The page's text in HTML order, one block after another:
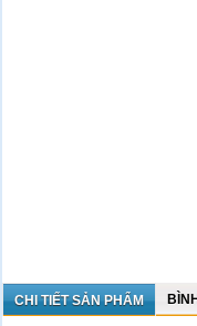
CHI TIẾT SẢN PHẨM